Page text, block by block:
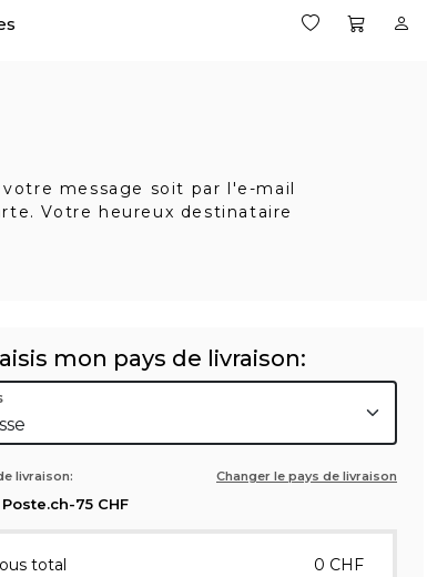
message soit par l'e-mail
Votre heureux destinataire
mon pays de livraison:
livraison: Changer le pays de livraison
75 CHF
total 0 CHF